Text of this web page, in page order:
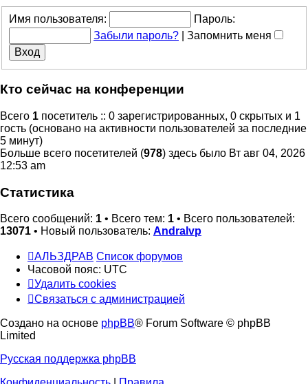
Имя пользователя:
Пароль:
Забыли пароль?
Запомнить меня
Кто сейчас на конференции
Всего 1 посетитель :: 0 зарегистрированных, 0 скрытых и 1
гость (основано на активности пользователей за последние
5 минут)
Больше всего посетителей (978) здесь было Вт авг 04, 2026
12:53 am
Статистика
Всего сообщений: 1 • Всего тем: 1 • Всего пользователей:
13071 • Новый пользователь: Andralvp
АЛЬЗДРАВ Список форумов
Часовой пояс: UTC
Удалить cookies
Связаться с администрацией
Создано на основе phpBB® Forum Software © phpBB
Limited
Русская поддержка phpBB